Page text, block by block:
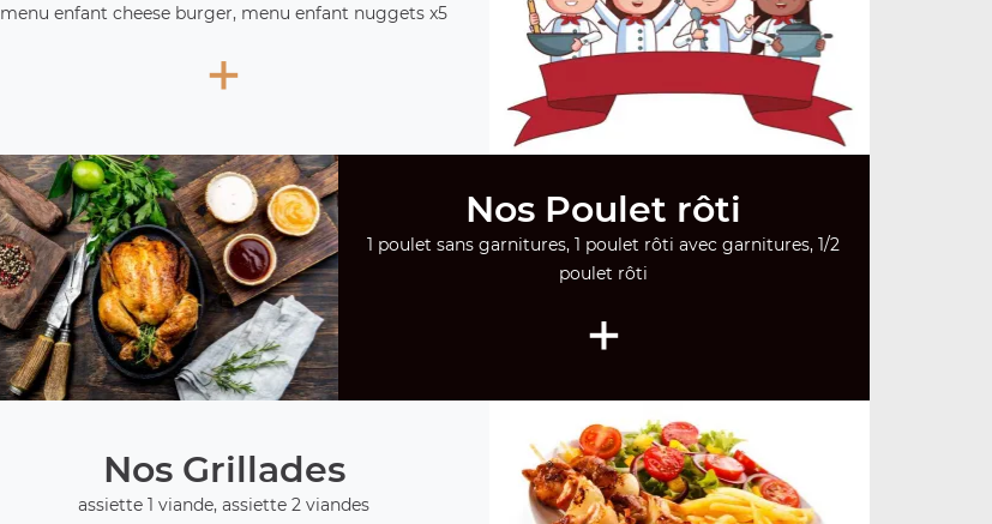
menu enfant cheese burger, menu enfant nuggets x5
+
Nos Poulet rôti
1 poulet sans garnitures, 1 poulet rôti avec garnitures, 1/2
poulet rôti
+
Nos Grillades
assiette 1 viande, assiette 2 viandes